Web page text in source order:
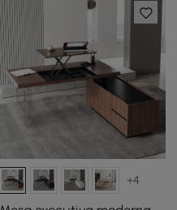
+4